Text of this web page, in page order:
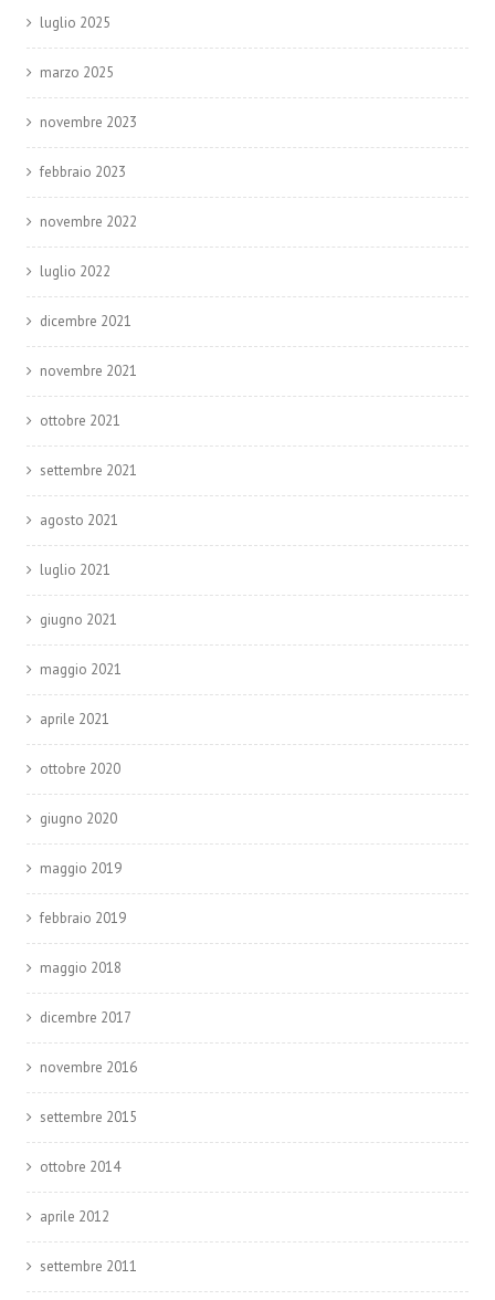
luglio 2025
marzo 2025
novembre 2023
febbraio 2023
novembre 2022
luglio 2022
dicembre 2021
novembre 2021
ottobre 2021
settembre 2021
agosto 2021
luglio 2021
giugno 2021
maggio 2021
aprile 2021
ottobre 2020
giugno 2020
maggio 2019
febbraio 2019
maggio 2018
dicembre 2017
novembre 2016
settembre 2015
ottobre 2014
aprile 2012
settembre 2011